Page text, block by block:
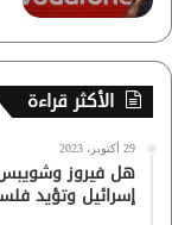
الأكثر قراءة
29 أكتوبر، 2023
هل فيروز
إسرائيل وتؤيد